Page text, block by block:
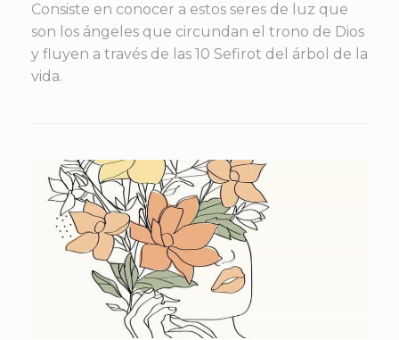
Consiste en conocer a estos seres de luz que
son los ángeles que circundan el trono de Dios
y fluyen a través de las 10 Sefirot del árbol de la
vida.